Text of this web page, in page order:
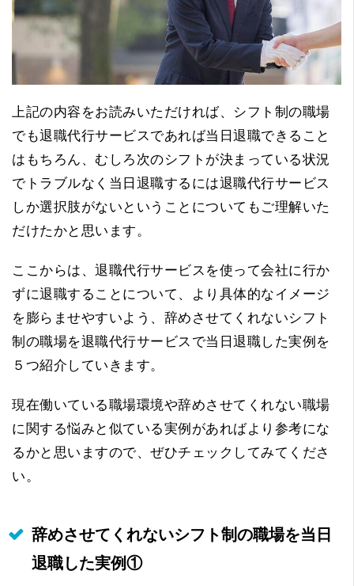
上記の内容をお読みいただければ、シフト制の職場
でも退職代行サービスであれば当日退職できること
はもちろん、むしろ次のシフトが決まっている状況
でトラブルなく当日退職するには退職代行サービス
しか選択肢がないということについてもご理解いた
だけたかと思います。
ここからは、退職代行サービスを使って会社に行か
ずに退職することについて、より具体的なイメージ
を膨らませやすいよう、辞めさせてくれないシフト
制の職場を退職代行サービスで当日退職した実例を
５つ紹介していきます。
現在働いている職場環境や辞めさせてくれない職場
に関する悩みと似ている実例があればより参考にな
るかと思いますので、ぜひチェックしてみてくださ
い。
辞めさせてくれないシフト制の職場を当日
退職した実例①